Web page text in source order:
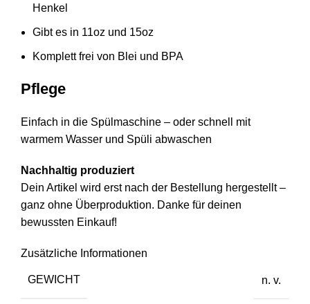
Henkel
Gibt es in 11oz und 15oz
Komplett frei von Blei und BPA
Pflege
Einfach in die Spülmaschine – oder schnell mit
warmem Wasser und Spüli abwaschen
Nachhaltig produziert
Dein Artikel wird erst nach der Bestellung hergestellt –
ganz ohne Überproduktion. Danke für deinen
bewussten Einkauf!
Zusätzliche Informationen
GEWICHT n. v.